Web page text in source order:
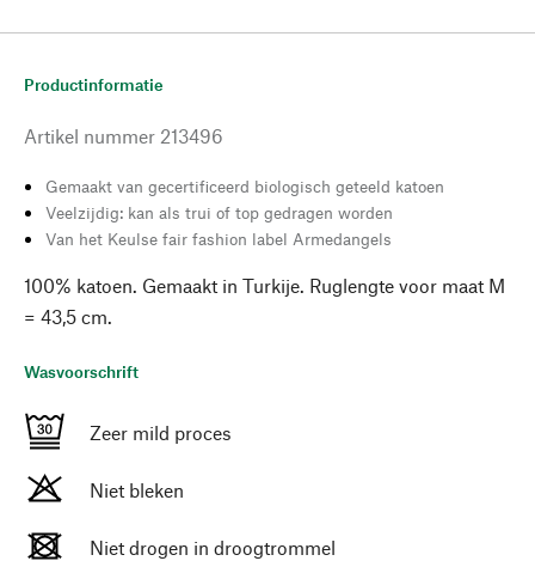
Productinformatie
Artikel nummer 213496
Gemaakt van gecertificeerd biologisch geteeld katoen
Veelzijdig: kan als trui of top gedragen worden
Van het Keulse fair fashion label Armedangels
100% katoen. Gemaakt in Turkije. Ruglengte voor maat M
= 43,5 cm.
Wasvoorschrift
Zeer mild proces
Niet bleken
Niet drogen in droogtrommel